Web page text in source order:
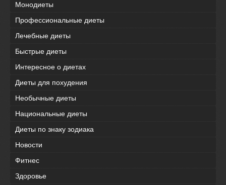
Монодиеты
Профессиональные диеты
Лечебные диеты
Быстрые диеты
Интересное о диетах
Диеты для похудения
Необычные диеты
Национальные диеты
Диеты по знаку зодиака
Новости
Фитнес
Здоровье